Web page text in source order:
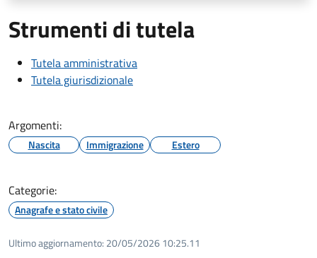
Strumenti di tutela
Tutela amministrativa
Tutela giurisdizionale
Argomenti:
Nascita Immigrazione Estero
Categorie:
Anagrafe e stato civile
Ultimo aggiornamento: 20/05/2026 10:25.11